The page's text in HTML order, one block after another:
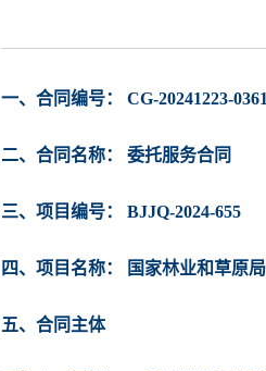
一、合同编号： CG-20241223-0361
二、合同名称： 委托服务合同
三、项目编号： BJJQ-2024-655
四、项目名称： 国家林业和草原
五、合同主体